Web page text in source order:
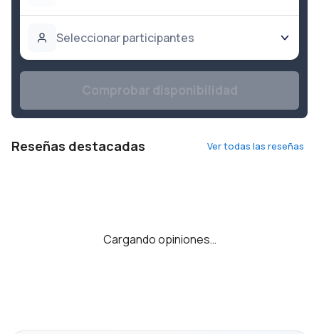
Seleccionar participantes
Reseñas destacadas Ver todas las reseñas
Cargando opiniones…